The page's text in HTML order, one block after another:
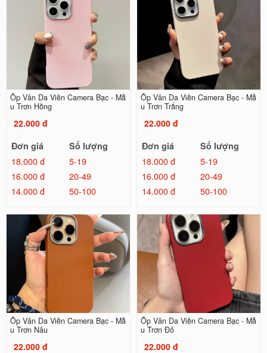
Ốp Vân Da Viền Camera Bạc - Mẫ
u Trơn Hồng
22.000 đ
Đơn giá
Số lượng
18.000 đ
5-19
16.000 đ
20-49
14.000 đ
50-100
Ốp Vân Da Viền Camera Bạc - Mẫ
u Trơn Trắng
22.000 đ
Đơn giá
Số lượng
18.000 đ
5-19
16.000 đ
20-49
14.000 đ
50-100
Ốp Vân Da Viền Camera Bạc - Mẫ
u Trơn Nâu
22.000 đ
Ốp Vân Da Viền Camera Bạc - Mẫ
u Trơn Đỏ
22.000 đ